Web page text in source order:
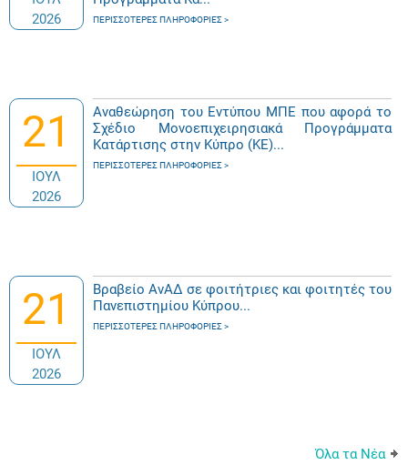
2026
ΠΕΡΙΣΣΌΤΕΡΕΣ ΠΛΗΡΟΦΟΡΊΕΣ
21
ΙΟΥΛ
2026
Αναθεώρηση του Εντύπου ΜΠΕ που αφορά το
Σχέδιο Μονοεπιχειρησιακά Προγράμματα
Κατάρτισης στην Κύπρο (ΚΕ)...
ΠΕΡΙΣΣΌΤΕΡΕΣ ΠΛΗΡΟΦΟΡΊΕΣ
21
ΙΟΥΛ
2026
Βραβείο ΑνΑΔ σε φοιτήτριες και φοιτητές του
Πανεπιστημίου Κύπρου...
ΠΕΡΙΣΣΌΤΕΡΕΣ ΠΛΗΡΟΦΟΡΊΕΣ
Όλα τα Νέα